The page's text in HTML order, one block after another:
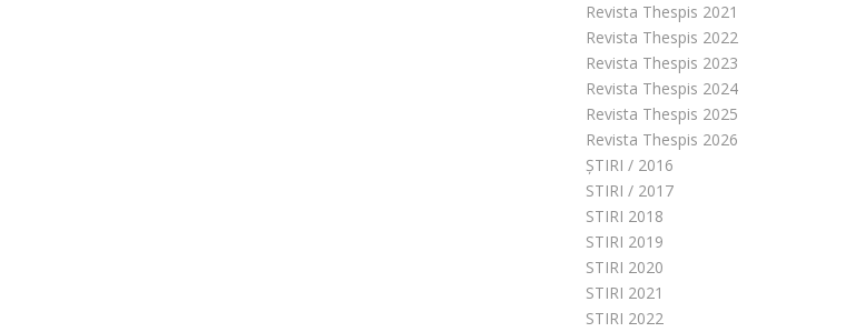
Revista Thespis 2021
Revista Thespis 2022
Revista Thespis 2023
Revista Thespis 2024
Revista Thespis 2025
Revista Thespis 2026
ȘTIRI / 2016
STIRI / 2017
STIRI 2018
STIRI 2019
STIRI 2020
STIRI 2021
STIRI 2022